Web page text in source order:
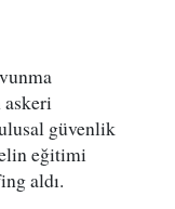
güvenlik
eğitimi
aldı.